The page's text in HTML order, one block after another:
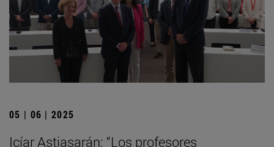
05 | 06 | 2025
Icíar Astiasarán: “Los profesores